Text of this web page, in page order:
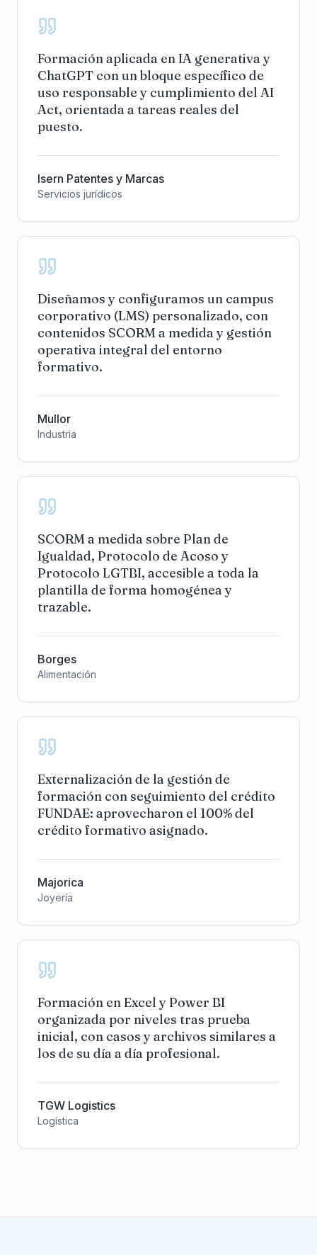
Formación aplicada en IA generativa y
ChatGPT con un bloque específico de
uso responsable y cumplimiento del AI
Act, orientada a tareas reales del
puesto.
Isern Patentes y Marcas
Servicios jurídicos
Diseñamos y configuramos un campus
corporativo (LMS) personalizado, con
contenidos SCORM a medida y gestión
operativa integral del entorno
formativo.
Mullor
Industria
SCORM a medida sobre Plan de
Igualdad, Protocolo de Acoso y
Protocolo LGTBI, accesible a toda la
plantilla de forma homogénea y
trazable.
Borges
Alimentación
Externalización de la gestión de
formación con seguimiento del crédito
FUNDAE: aprovecharon el 100% del
crédito formativo asignado.
Majorica
Joyería
Formación en Excel y Power BI
organizada por niveles tras prueba
inicial, con casos y archivos similares a
los de su día a día profesional.
TGW Logistics
Logística